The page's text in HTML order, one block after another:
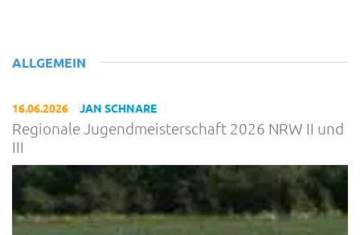
ALLGEMEIN
16.06.2026 JAN SCHNARE
Regionale Jugendmeisterschaft 2026 NRW II und
III